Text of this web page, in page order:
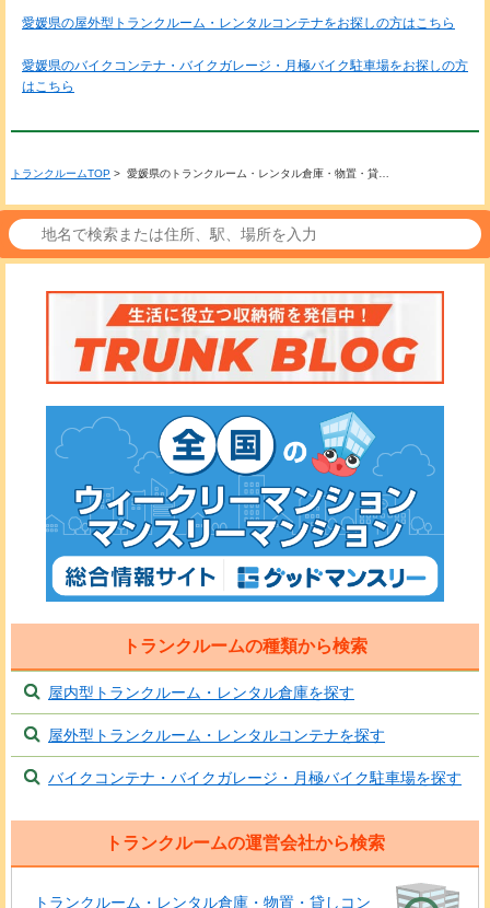
愛媛県の屋外型トランクルーム・レンタルコンテナをお探しの方はこちら
愛媛県のバイクコンテナ・バイクガレージ・月極バイク駐車場をお探しの方
はこちら
トランクルームTOP > 愛媛県のトランクルーム・レンタル倉庫・物置・貸…
トランクルームの種類から検索
屋内型トランクルーム・レンタル倉庫を探す
屋外型トランクルーム・レンタルコンテナを探す
バイクコンテナ・バイクガレージ・月極バイク駐車場を探す
トランクルームの運営会社から検索
トランクルーム・レンタル倉庫・物置・貸しコン